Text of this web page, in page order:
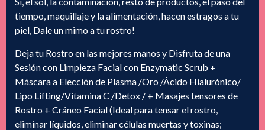
tiempo, maquillaje y la alimentación, hacen estragos a tu
piel, Dale un mimo a tu rostro!
Deja tu Rostro en las mejores manos y Disfruta de una
Sesión con Limpieza Facial con Enzymatic Scrub +
Máscara a Elección de Plasma /Oro /Ácido Hialurónico/
Lipo Lifting/Vitamina C /Detox / + Masajes tensores de
Rostro + Cráneo Facial (Ideal para tensar el rostro,
eliminar líquidos, eliminar células muertas y toxinas;